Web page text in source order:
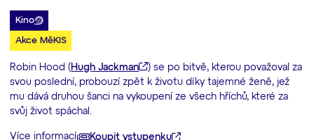
Kino
Akce MěKIS
Robin Hood ( Hugh Jackman
) se po bitvě, kterou považoval za
svou poslední, probouzí zpět k životu díky tajemné ženě, jež
mu dává druhou šanci na vykoupení ze všech hříchů, které za
svůj život spáchal.
Více informací Koupit vstupenku